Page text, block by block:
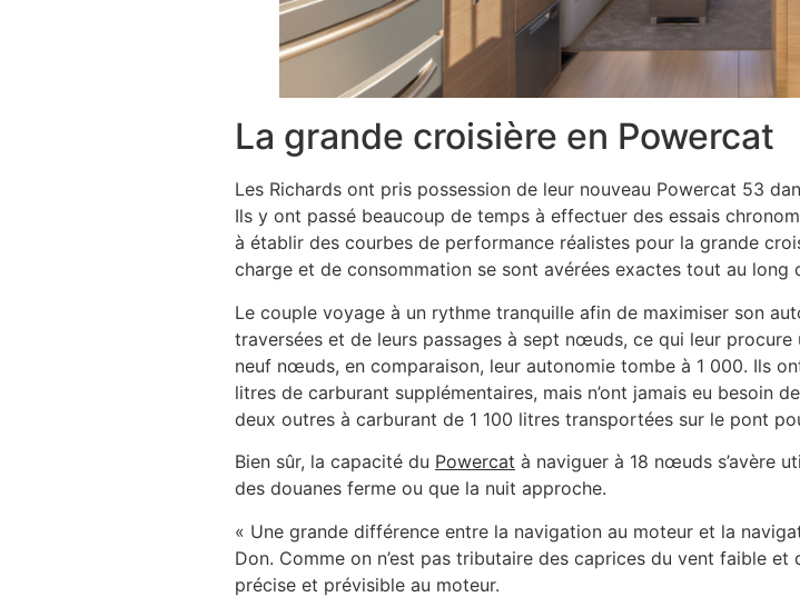
La grande croisière en Powercat
Les Richards ont pris possession de leur nouveau Powercat 53
Ils y ont passé beaucoup de temps à effectuer des essais
à établir des courbes de performance réalistes pour la grande
charge et de consommation se sont avérées exactes tout au long
Le couple voyage à un rythme tranquille afin de maximiser son
traversées et de leurs passages à sept nœuds, ce qui leur
neuf nœuds, en comparaison, leur autonomie tombe à 1 000. Ils
litres de carburant supplémentaires, mais n’ont jamais eu besoin
deux outres à carburant de 1 100 litres transportées sur le pont
Bien sûr, la capacité du Powercat à naviguer à 18 nœuds s’avère
des douanes ferme ou que la nuit approche.
« Une grande différence entre la navigation au moteur et la
Don. Comme on n’est pas tributaire des caprices du vent faible
précise et prévisible au moteur.